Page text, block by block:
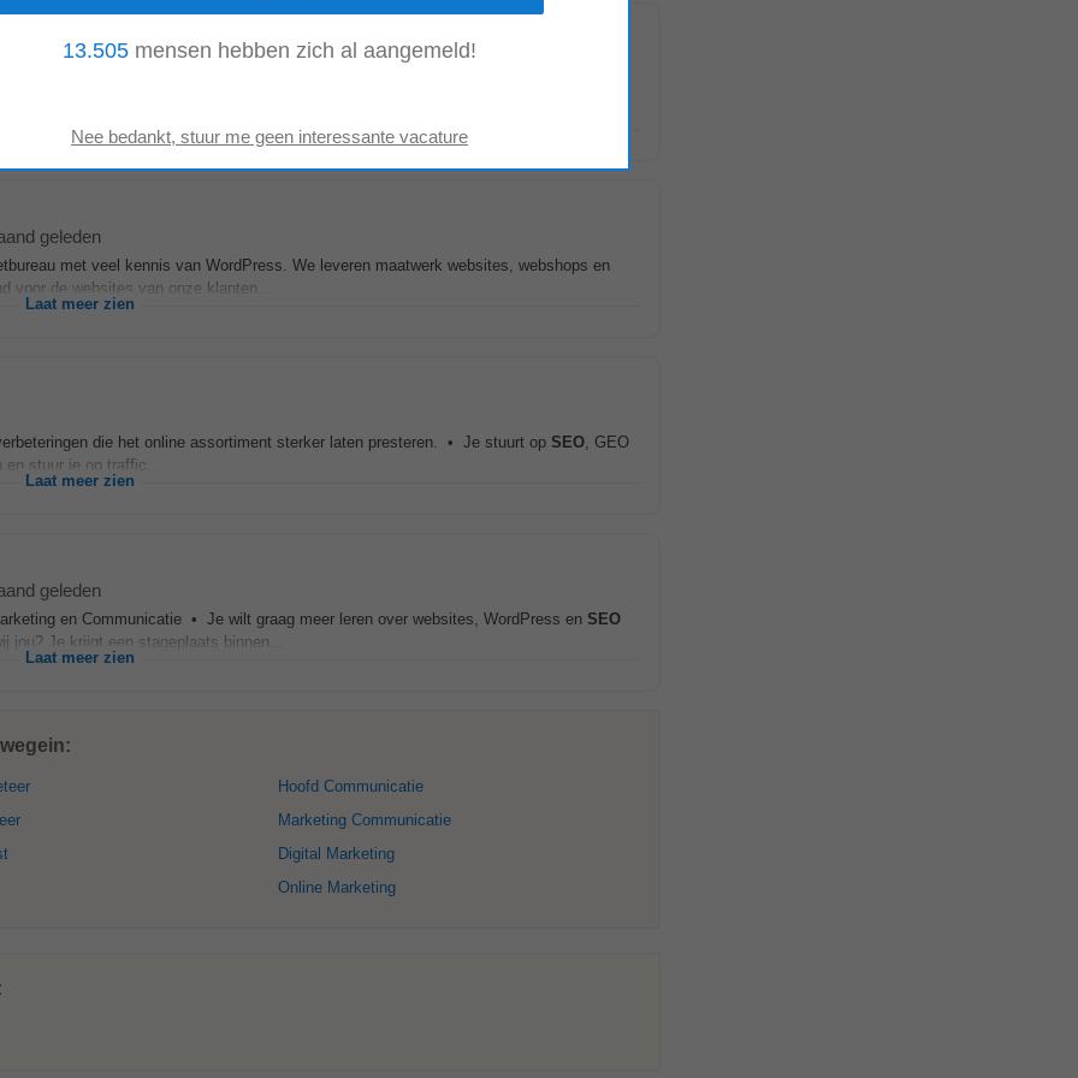
week geleden
Ervaring met commerci...
Laat meer zien
geleden
met veel kennis van WordPress. We leveren maatwerk websites, webshops en
voor de websites van onze klanten...
Laat meer zien
die het online assortiment sterker laten presteren. • Je stuurt op SEO, GEO
stuur je op traffic...
Laat meer zien
geleden
en Communicatie • Je wilt graag meer leren over websites, WordPress en SEO
Je krijgt een stageplaats binnen...
Laat meer zien
Hoofd Communicatie
Marketing Communicatie
Digital Marketing
Online Marketing
13.505 mensen hebben zich al aangemeld!